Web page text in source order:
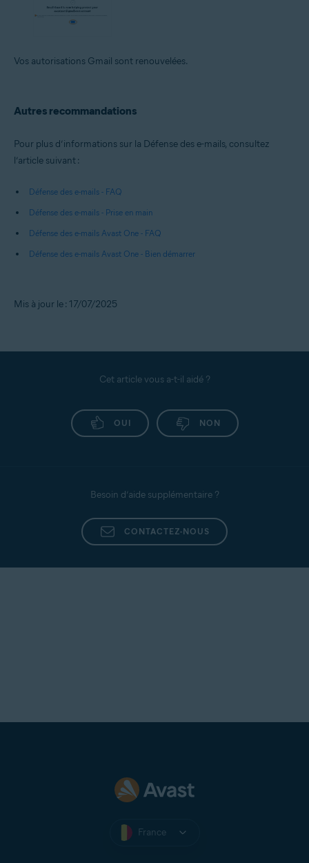
Vos autorisations Gmail sont renouvelées.
Autres recommandations
Pour plus d’informations sur la Défense des e-mails, consultez
l’article suivant :
Défense des e-mails - FAQ
Défense des e-mails - Prise en main
Défense des e-mails Avast One - FAQ
Défense des e-mails Avast One - Bien démarrer
Mis à jour le : 17/07/2025
Cet article vous a-t-il aidé ?
OUI NON
Besoin d’aide supplémentaire ?
CONTACTEZ-NOUS
France